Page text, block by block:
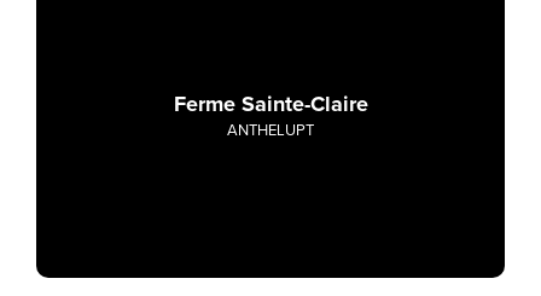
Ferme Sainte-Claire
ANTHELUPT